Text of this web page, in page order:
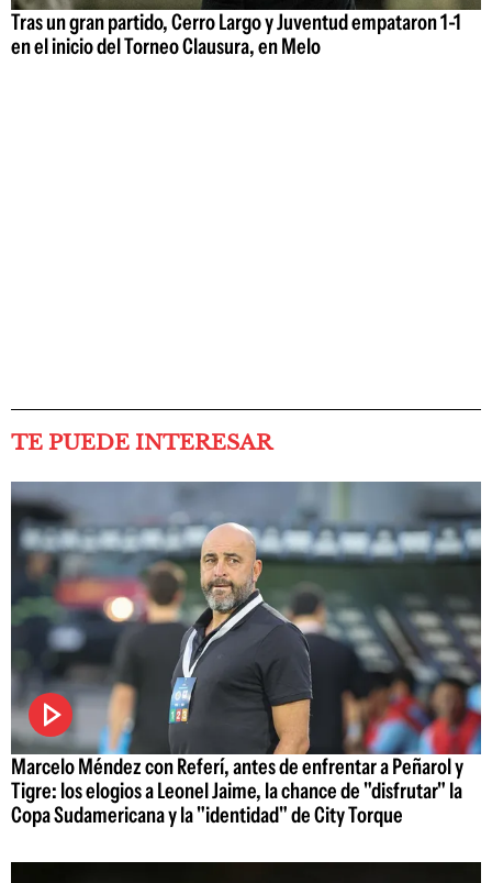
Tras un gran partido, Cerro Largo y Juventud empataron 1-1
en el inicio del Torneo Clausura, en Melo
TE PUEDE INTERESAR
Marcelo Méndez con Referí, antes de enfrentar a Peñarol y
Tigre: los elogios a Leonel Jaime, la chance de "disfrutar" la
Copa Sudamericana y la "identidad" de City Torque